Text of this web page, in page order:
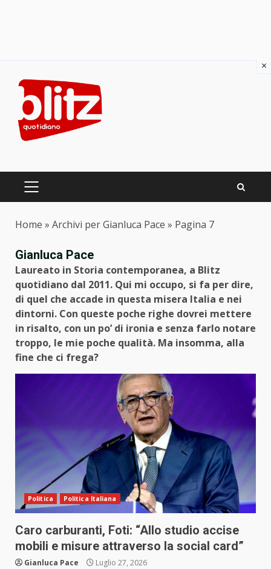
content
PRIMARY
Home » Archivi per Gianluca Pace » Pagina 7
Gianluca Pace
Laureato in Storia contemporanea, a Blitz
quotidiano dal 2011. Qui mi occupo, si fa per dire,
di quel che accade in questa misera Italia e nei
dintorni. Con queste poche righe dovrei mettere
in risalto, con un po’ di ironia e senza farlo notare
troppo, le mie poche qualità. Ma insomma, alla
fine che ci frega?
Politica Politica Italiana
Caro carburanti, Foti: “Allo studio accise
mobili e misure attraverso la social card”
Gianluca Pace Luglio 27, 2026
×